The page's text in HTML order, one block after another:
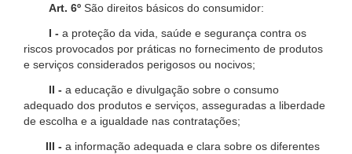
Art. 6º São direitos básicos do consumidor:
I - a proteção da vida, saúde e segurança contra os
riscos provocados por práticas no fornecimento de produtos
e serviços considerados perigosos ou nocivos;
II - a educação e divulgação sobre o consumo
adequado dos produtos e serviços, asseguradas a liberdade
de escolha e a igualdade nas contratações;
III - a informação adequada e clara sobre os diferentes